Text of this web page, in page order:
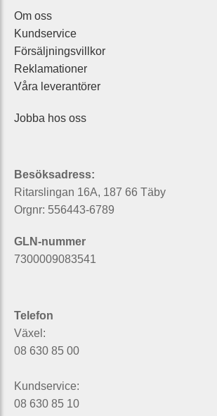
Om oss
Kundservice
Försäljningsvillkor
Reklamationer
Våra leverantörer
Jobba hos oss
Besöksadress:
Ritarslingan 16A, 187 66 Täby
Orgnr: 556443-6789
GLN-nummer
7300009083541
Telefon
Växel:
08 630 85 00
Kundservice:
08 630 85 10